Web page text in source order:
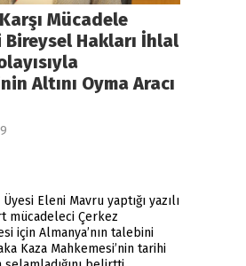
Mücadele
Hakları İhlal
Altını Oyma Aracı
Eleni Mavru yaptığı yazılı
mücadeleci Çerkez
için Almanya’nın talebini
Kaza Mahkemesi’nin tarihi